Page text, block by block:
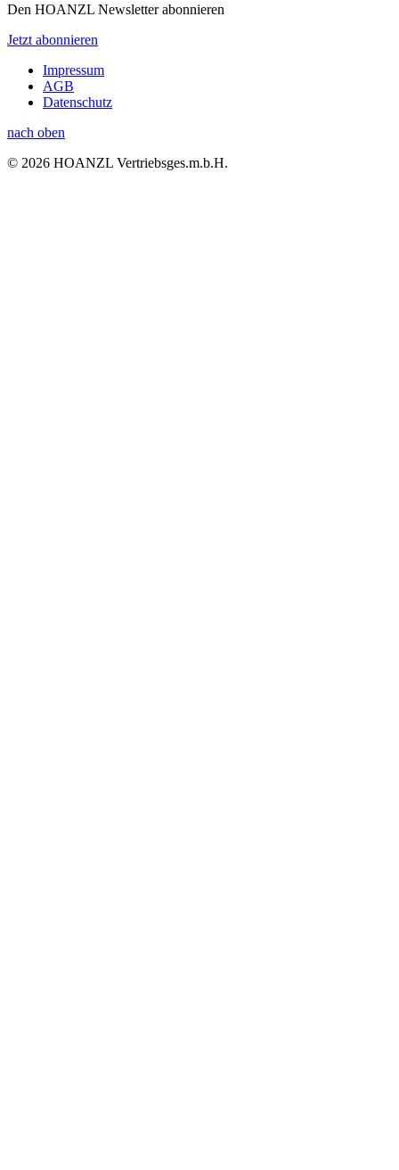
Den HOANZL Newsletter abonnieren
Jetzt abonnieren
Impressum
AGB
Datenschutz
nach oben
© 2026 HOANZL Vertriebsges.m.b.H.